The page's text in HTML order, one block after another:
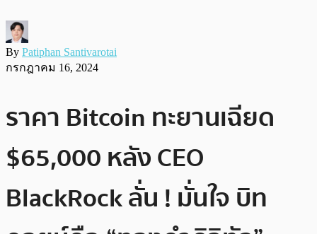
By Patiphan Santivarotai
กรกฎาคม 16, 2024
ราคา Bitcoin ทะยานเฉียด
$65,000 หลัง CEO
BlackRock ลั่น ! มั่นใจ บิท